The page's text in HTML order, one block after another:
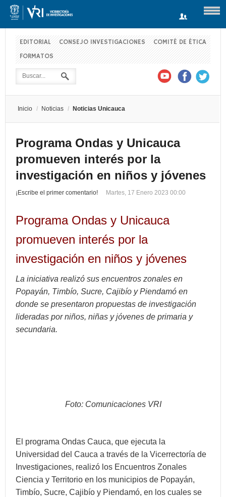
EDITORIAL CONSEJO INVESTIGACIONES
COMITÉ DE ÉTICA
FORMATOS
Inicio / Noticias / Noticias Unicauca
Programa Ondas y Unicauca
promueven interés por la
investigación en niños y jóvenes
¡Escribe el primer comentario! Martes, 17 Enero 2023 00:00
Programa Ondas y Unicauca
promueven interés por la
investigación en niños y jóvenes
La iniciativa realizó sus encuentros zonales en
Popayán, Timbío, Sucre, Cajibío y Piendamó en
donde se presentaron propuestas de investigación
lideradas por niños, niñas y jóvenes de primaria y
secundaria.
Foto: Comunicaciones VRI
El programa Ondas Cauca, que ejecuta la
Universidad del Cauca a través de la Vicerrectoría de
Investigaciones, realizó los Encuentros Zonales
Ciencia y Territorio en los municipios de Popayán,
Timbío, Sucre, Cajibío y Piendamó, en los cuales se
Usuario
Log in with Facebook